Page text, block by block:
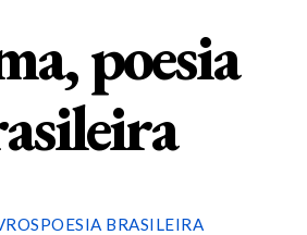
poesia
POESIA BRASILEIRA